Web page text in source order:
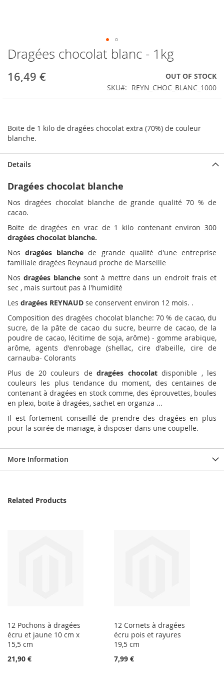
Skip
to
the
beginning
Dragées chocolat blanc - 1kg
16,49 €
OUT OF STOCK
SKU
REYN_CHOC_BLANC_1000
Boite de 1 kilo de dragées chocolat extra (70%) de couleur
blanche.
Details
Dragées chocolat blanche
Nos dragées chocolat blanche de grande qualité 70 % de
cacao.
Boite de dragées en vrac de 1 kilo contenant environ 300
dragées chocolat blanche.
Nosdragées blanche de grande qualité d'une entreprise
familiale dragées Reynaud proche de Marseille
Nos dragées blanche sont à mettre dans un endroit frais et
sec , mais surtout pas à l'humidité
Les dragées REYNAUD se conservent environ 12 mois. .
Composition des dragées chocolat blanche: 70 % de cacao, du
sucre, de la pâte de cacao du sucre, beurre de cacao, de la
poudre de cacao, lécitime de soja, arôme) - gomme arabique,
arôme, agents d'enrobage (shellac, cire d'abeille, cire de
carnauba- Colorants
Plus de 20 couleurs dedragées chocolatdisponible , les
couleurs les plus tendance du moment, des centaines de
contenant à dragées en stock comme, des éprouvettes, boules
en plexi, boite à dragées, sachet en organza ...
Il est fortement conseillé de prendre des dragées en plus
pour la soirée de mariage, à disposer dans une coupelle.
More Information
Related Products
12 Pochons à dragées
écru et jaune 10 cm x
15,5 cm
21,90 €
12 Cornets à dragées
écru pois et rayures
19,5 cm
7,99 €